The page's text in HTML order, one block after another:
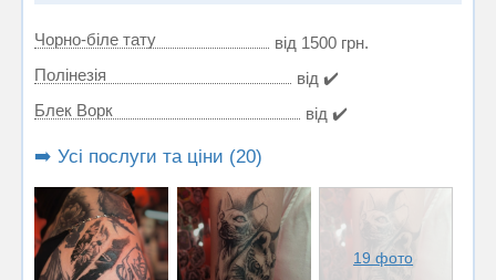
Чорно-біле тату
від 1500 грн.
Полінезія
від ✔️
Блек Ворк
від ✔️
➡️ Усі послуги та ціни (20)
19 фото